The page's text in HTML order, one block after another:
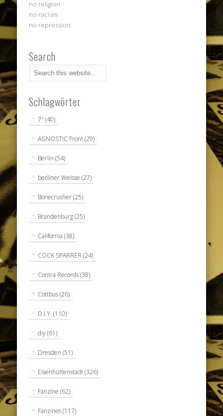
no religion
no racism
no repression
Search
Schlagwörter
7" (40)
AGNOSTIC Front(29)
Berlin (54)
berliner Weisse (27)
Bonecrusher(25)
Brandenburg(25)
California (38)
COCK SPARRER (24)
Contra Records(38)
Cottbus(26)
D.I.Y. (110)
diy(61)
Dresden (51)
Eisenhüttenstadt(326)
Fanzine (62)
Fanzines(117)